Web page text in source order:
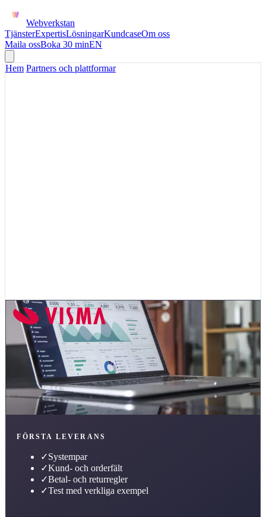
Webverkstan
TjänsterExpertisLösningarKundcaseOm oss
Maila ossBoka 30 minEN
Hem Partners och plattformar
FÖRSTA LEVERANS
✓Systempar
✓Kund- och orderfält
✓Betal- och returregler
✓Test med verkliga exempel